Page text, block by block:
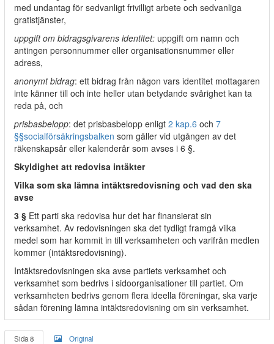
med undantag för sedvanligt frivilligt arbete och sedvanliga
gratistjänster,
uppgift om bidragsgivarens identitet: uppgift om namn och
antingen personnummer eller organisationsnummer eller
adress,
anonymt bidrag: ett bidrag från någon vars identitet mottagaren
inte känner till och inte heller utan betydande svårighet kan ta
reda på, och
prisbasbelopp: det prisbasbelopp enligt 2 kap.6 och 7
§§socialförsäkringsbalken som gäller vid utgången av det
räkenskapsår eller kalenderår som avses i 6 §.
Skyldighet att redovisa intäkter
Vilka som ska lämna intäktsredovisning och vad den ska
avse
3 § Ett parti ska redovisa hur det har finansierat sin
verksamhet. Av redovisningen ska det tydligt framgå vilka
medel som har kommit in till verksamheten och varifrån medlen
kommer (intäktsredovisning).
Intäktsredovisningen ska avse partiets verksamhet och
verksamhet som bedrivs i sidoorganisationer till partiet. Om
verksamheten bedrivs genom flera ideella föreningar, ska varje
sådan förening lämna intäktsredovisning om sin verksamhet.
Sida 8 Original